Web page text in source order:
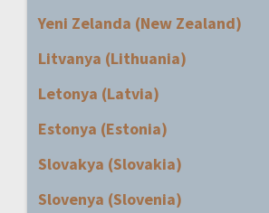
Yeni Zelanda (New Zealand)
Litvanya (Lithuania)
Letonya (Latvia)
Estonya (Estonia)
Slovakya (Slovakia)
Slovenya (Slovenia)